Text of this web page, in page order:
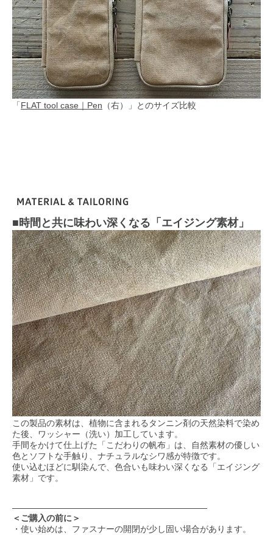
「FLAT tool case｜Pen （右）」とのサイズ比較
■時間と共に味わい深くなる「エイジング素材」
この製品の素材は、植物に含まれるタンニン剤の天然染料で染め
た後、ワッシャー（洗い）加工しています。
手間をかけて仕上げた「こだわりの帆布」は、自然素材の優しい
色とソフトな手触り、ナチュラルなシワ感が特徴です。
使い込むほどに馴染んで、色合いも味わい深くなる「エイジング
素材」です。
────────────────────────────────
＜ご購入の前に＞
・使い始めは、ファスナーの開閉が少し固い場合があります。